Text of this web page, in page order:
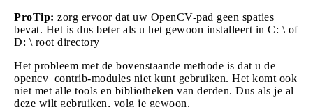
ProTip: zorg ervoor dat uw OpenCV-pad geen spaties
bevat. Het is dus beter als u het gewoon installeert in C: \ of
D: \ root directory
Het probleem met de bovenstaande methode is dat u de
opencv_contrib-modules niet kunt gebruiken. Het komt ook
niet met alle tools en bibliotheken van derden. Dus als je al
deze wilt gebruiken, volg je gewoon.